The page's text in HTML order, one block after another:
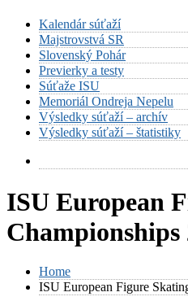
Kalendár súťaží
Majstrovstvá SR
Slovenský Pohár
Previerky a testy
Súťaže ISU
Memoriál Ondreja Nepelu
Výsledky súťaží – archív
Výsledky súťaží – štatistiky
ISU European
Championships
Home
ISU European Figure